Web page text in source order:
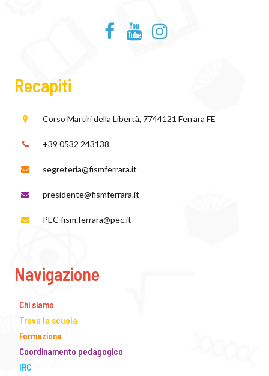
Recapiti
Corso Martiri della Libertà, 7744121 Ferrara FE
+39 0532 243138
segreteria@fismferrara.it
presidente@fismferrara.it
PEC fism.ferrara@pec.it
Navigazione
Chi siamo
Trova la scuola
Formazione
Coordinamento pedagogico
IRC